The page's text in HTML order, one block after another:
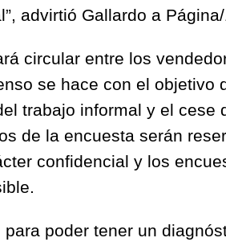
advirtió Gallardo a
circular entre los
se hace con el objetivo
trabajo informal y el cese
de la encuesta serán
confidencial y los
para poder tener un